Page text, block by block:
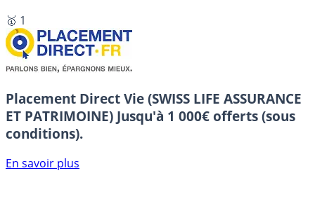
🥇 1
Placement Direct Vie (SWISS LIFE ASSURANCE
ET PATRIMOINE) Jusqu'à 1 000€ offerts (sous
conditions).
En savoir plus